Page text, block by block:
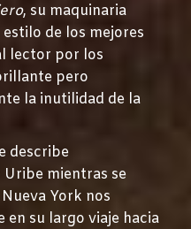
, su maquinaria
de los mejores
lector por los
pero
la inutilidad de la
describe
mientras se
York nos
su largo viaje hacia